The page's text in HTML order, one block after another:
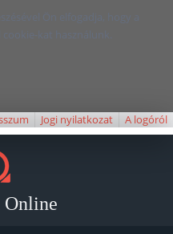
Ön elfogadja, hogy a
kat használunk.
Jogi nyilatkozat A logóról
Online